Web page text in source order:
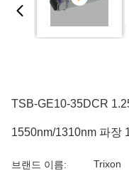
TSB-GE10-35DCR
1550nm/1310nm 파장
브랜드 이름: Trixon